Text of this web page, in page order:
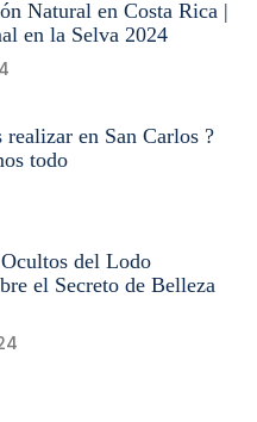
Natural en Costa Rica |
en la Selva 2024
realizar en San Carlos ?
todo
del Lodo
el Secreto de Belleza